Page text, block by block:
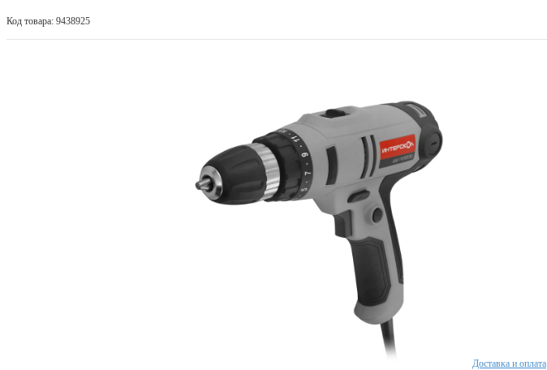
Код товара: 9438925
Доставка и оплата